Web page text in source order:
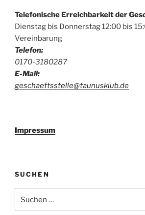
Telefonische Erreichbarkeit der
Dienstag bis Donnerstag 12:00 bis
Vereinbarung
Telefon:
0170-3180287
E-Mail:
geschaeftsstelle@taunusklub.de
Impressum
SUCHEN
nach: